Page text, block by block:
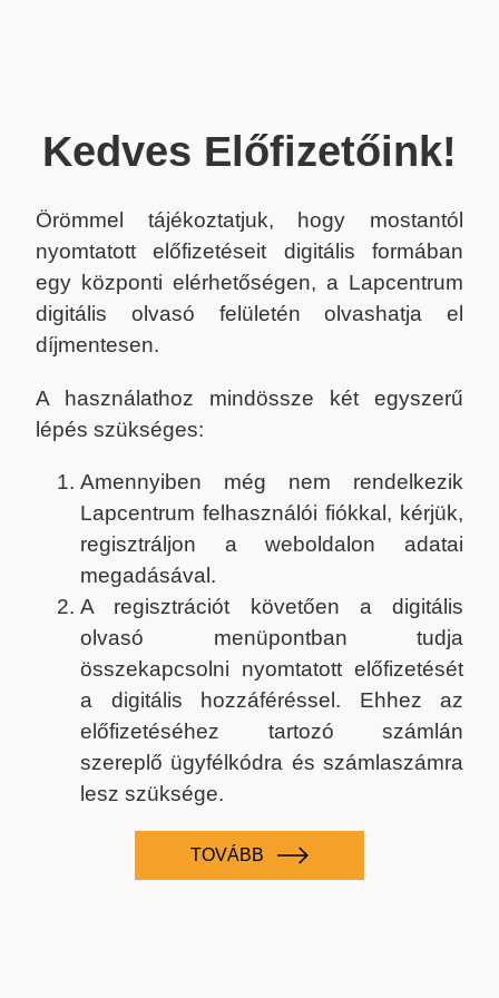
Kedves Előfizetőink!
Örömmel tájékoztatjuk, hogy mostantól
nyomtatott előfizetéseit digitális formában
egy központi elérhetőségen, a Lapcentrum
digitális olvasó felületén olvashatja el
díjmentesen.
A használathoz mindössze két egyszerű
lépés szükséges:
Amennyiben még nem rendelkezik
Lapcentrum felhasználói fiókkal, kérjük,
regisztráljon a weboldalon adatai
megadásával.
A regisztrációt követően a digitális
olvasó menüpontban tudja
összekapcsolni nyomtatott előfizetését
a digitális hozzáféréssel. Ehhez az
előfizetéséhez tartozó számlán
szereplő ügyfélkódra és számlaszámra
lesz szüksége.
TOVÁBB